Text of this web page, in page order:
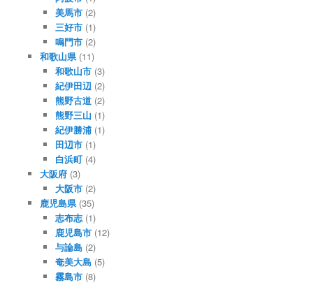
美馬市 (2)
三好市 (1)
鳴門市 (2)
和歌山県(11)
和歌山市 (3)
紀伊田辺 (2)
熊野古道 (2)
熊野三山 (1)
紀伊勝浦 (1)
田辺市 (1)
白浜町 (4)
大阪府(3)
大阪市 (2)
鹿児島県(35)
志布志(1)
鹿児島市 (12)
与論島 (2)
奄美大島 (5)
霧島市 (8)